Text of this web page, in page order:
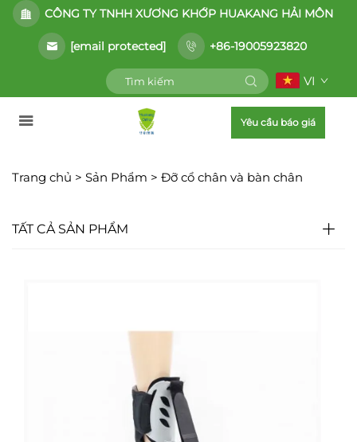
CÔNG TY TNHH XƯƠNG KHỚP HUAKANG HẢI MÔN
[email protected] +86-19005923820
VI
Yêu cầu báo giá
Trang chủ > Sản Phẩm > Đỡ cổ chân và bàn chân
TẤT CẢ SẢN PHẨM